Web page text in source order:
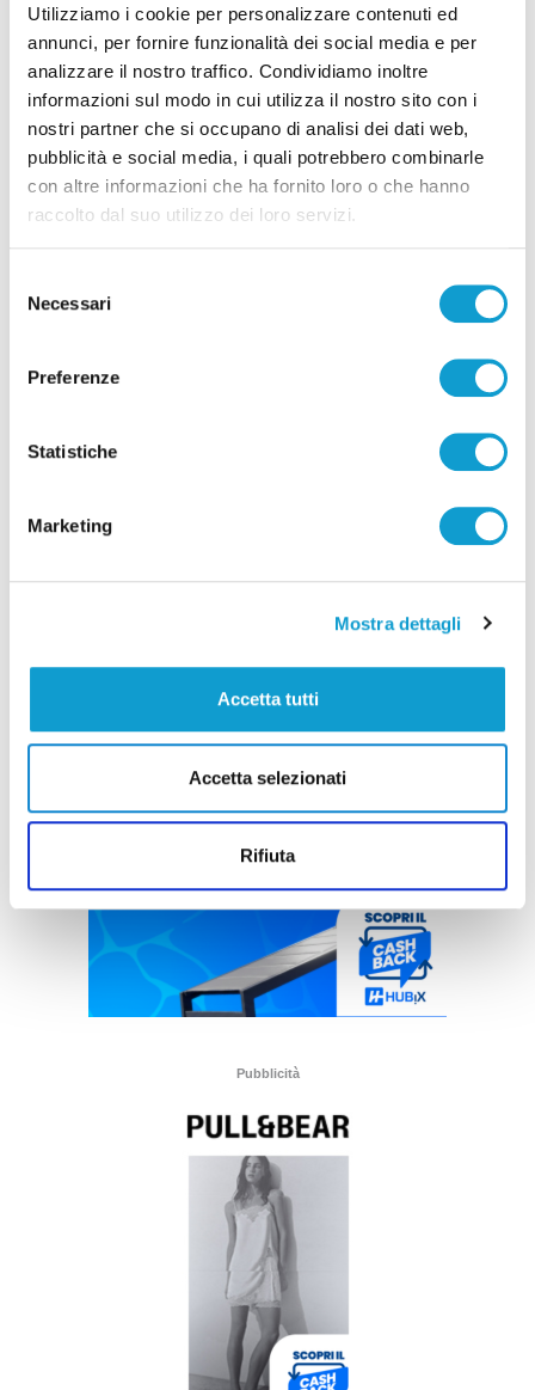
Utilizziamo i cookie per personalizzare contenuti ed
annunci, per fornire funzionalità dei social media e per
analizzare il nostro traffico. Condividiamo inoltre
informazioni sul modo in cui utilizza il nostro sito con i
nostri partner che si occupano di analisi dei dati web,
pubblicità e social media, i quali potrebbero combinarle
con altre informazioni che ha fornito loro o che hanno
raccolto dal suo utilizzo dei loro servizi.
delNecessari
Preferenze
Statistiche
Marketing
Mostra dettagli
Accetta tutti
Accetta selezionati
Rifiuta
per il derby tra Pescara e Samb: decide il
Comitato sicurezza
Pubblicità